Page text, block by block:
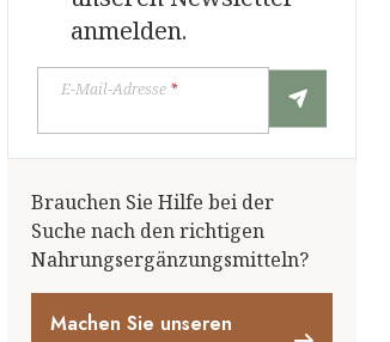
anmelden.
E-Mail-Adresse*
Brauchen Sie Hilfe bei der
Suche nach den richtigen
Nahrungsergänzungsmitteln?
Machen Sie unseren